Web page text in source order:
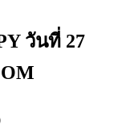
วันที่ 27